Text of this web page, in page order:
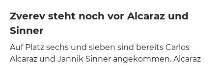
Zverev steht noch vor Alcaraz und
Sinner
Auf Platz sechs und sieben sind bereits Carlos
Alcaraz und Jannik Sinner angekommen. Alcaraz